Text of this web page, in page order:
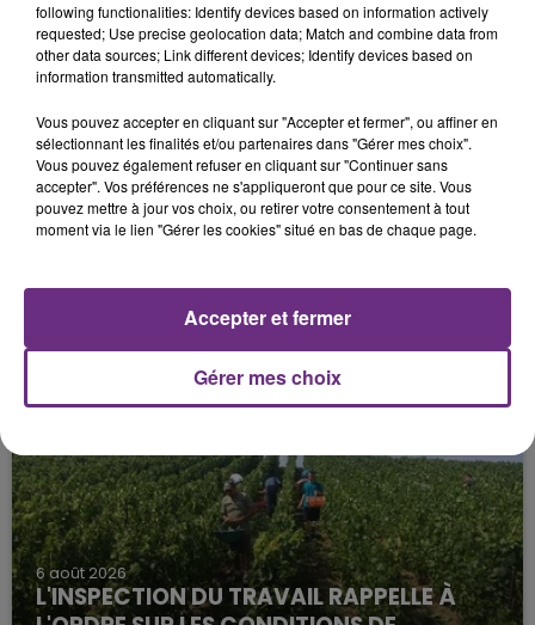
FIL D'ACTU
SI TOUT LE MONDE FAIT ÇA, MOI L'ANNÉE
PROCHAINE JE VENDANGE EN...
La vendange en Champagne a débuté ce jeudi 6
août dans la commune de Montgueux (Aube). Du
jamais vu !
6 août 2026
L'INSPECTION DU TRAVAIL RAPPELLE À
following functionalities: Identify devices based on information actively
requested; Use precise geolocation data; Match and combine data from
other data sources; Link different devices; Identify devices based on
information transmitted automatically.
Vous pouvez accepter en cliquant sur "Accepter et fermer", ou affiner en
sélectionnant les finalités et/ou partenaires dans "Gérer mes choix".
Vous pouvez également refuser en cliquant sur "Continuer sans
accepter". Vos préférences ne s'appliqueront que pour ce site. Vous
pouvez mettre à jour vos choix, ou retirer votre consentement à tout
moment via le lien "Gérer les cookies" situé en bas de chaque page.
Gérer mes choix
Accepter et fermer